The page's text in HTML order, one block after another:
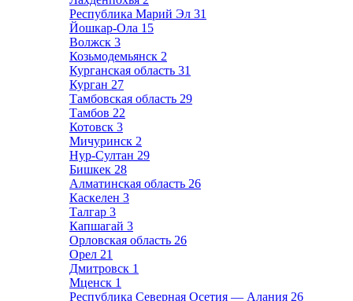
Республика Марий Эл 31
Йошкар-Ола 15
Волжск 3
Козьмодемьянск 2
Курганская область 31
Курган 27
Тамбовская область 29
Тамбов 22
Котовск 3
Мичуринск 2
Нур-Султан 29
Бишкек 28
Алматинская область 26
Каскелен 3
Талгар 3
Капшагай 3
Орловская область 26
Орел 21
Дмитровск 1
Мценск 1
Республика Северная Осетия — Алания 26